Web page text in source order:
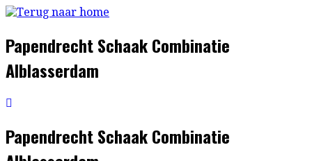
Ga
inhoud
Papendrecht Schaak Combinatie
Alblasserdam
Papendrecht Schaak Combinatie